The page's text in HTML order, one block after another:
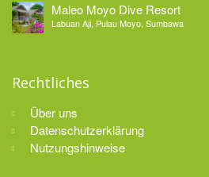
Maleo Moyo Dive Resort
Labuan Aji, Pulau Moyo, Sumbawa
Rechtliches
Über uns
Datenschutzerklärung
Nutzungshinweise